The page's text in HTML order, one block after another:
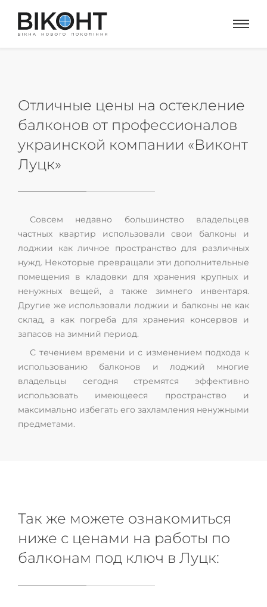
Отличные цены на остекление
балконов от профессионалов
украинской компании «Виконт
Луцк»
Совсем недавно большинство владельцев
частных квартир использовали свои балконы и
лоджии как личное пространство для различных
нужд. Некоторые превращали эти дополнительные
помещения в кладовки для хранения крупных и
ненужных вещей, а также зимнего инвентаря.
Другие же использовали лоджии и балконы не как
склад, а как погреба для хранения консервов и
запасов на зимний период.
С течением времени и с изменением подхода к
использованию балконов и лоджий многие
владельцы сегодня стремятся эффективно
использовать имеющееся пространство и
максимально избегать его захламления ненужными
предметами.
Так же можете ознакомиться
ниже с ценами на работы по
балконам под ключ в Луцк: